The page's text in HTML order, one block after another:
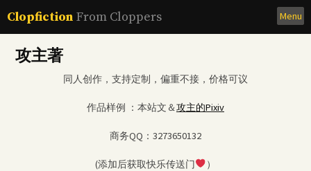
to
content
Clopfiction From Cloppers Menu
攻主著
同人创作，支持定制，偏重不接，价格可议
作品样例 ：本站文＆攻主的Pixiv
商务QQ：3273650132
(添加后获取快乐传送门 ）